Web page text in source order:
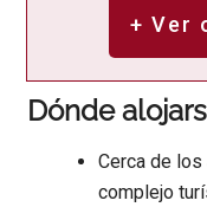
+ Ver
Dónde
Cerca de
complejo